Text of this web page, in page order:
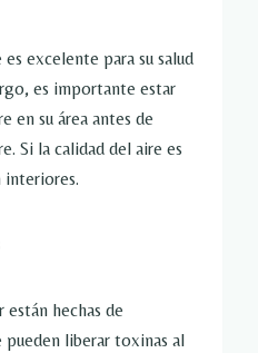
excelente para su salud
es importante estar
en su área antes de
Si la calidad del aire es
interiores.
están hechas de
liberar toxinas al